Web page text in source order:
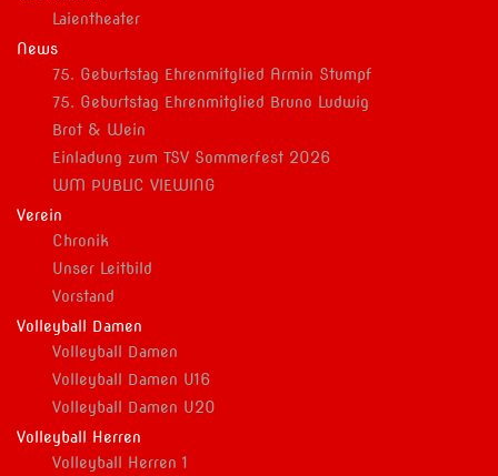
Laientheater
News
75. Geburtstag Ehrenmitglied Armin Stumpf
75. Geburtstag Ehrenmitglied Bruno Ludwig
Brot & Wein
Einladung zum TSV Sommerfest 2026
WM PUBLIC VIEWING
Verein
Chronik
Unser Leitbild
Vorstand
Volleyball Damen
Volleyball Damen
Volleyball Damen U16
Volleyball Damen U20
Volleyball Herren
Volleyball Herren 1